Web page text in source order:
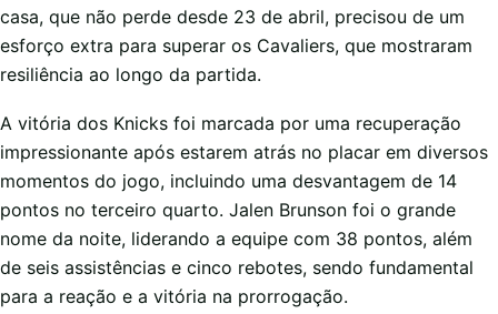
casa, que não perde desde 23 de abril, precisou de um
esforço extra para superar os Cavaliers, que mostraram
resiliência ao longo da partida.
A vitória dos Knicks foi marcada por uma recuperação
impressionante após estarem atrás no placar em diversos
momentos do jogo, incluindo uma desvantagem de 14
pontos no terceiro quarto. Jalen Brunson foi o grande
nome da noite, liderando a equipe com 38 pontos, além
de seis assistências e cinco rebotes, sendo fundamental
para a reação e a vitória na prorrogação.